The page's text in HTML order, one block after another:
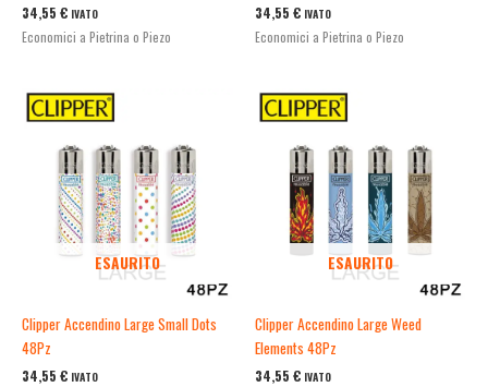
34,55 € IVATO
Economici a Pietrina o Piezo
34,55 € IVATO
Economici a Pietrina o Piezo
ESAURITO
Clipper Accendino Large Small Dots
48Pz
34,55 € IVATO
ESAURITO
Clipper Accendino Large Weed
Elements 48Pz
34,55 € IVATO